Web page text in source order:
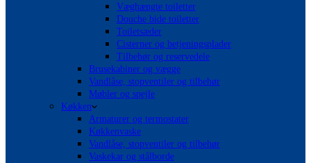
Væghængte toiletter
Douche bide toiletter
Toiletsæder
Cisterner og betjeningsplader
Tilbehør og reservedele
Brusekabiner og vægge
Vandlåse, stopventiler og tilbehør
Møbler og spejle
Køkken
Armaturer og termostater
Køkkenvaske
Vandlåse, stopventiler og tilbehør
Vaskekar og stålborde